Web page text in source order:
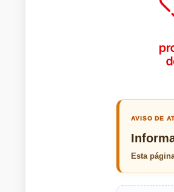
AVISO DE
Esta